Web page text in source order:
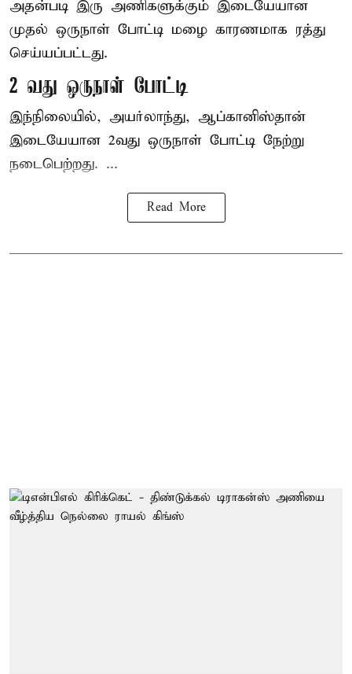
அதன்படி இரு அணிகளுக்கும் இடையேயான
முதல் ஒருநாள் போட்டி மழை காரணமாக ரத்து
செய்யப்பட்டது.
2 வது ஒருநாள் போட்டி
இந்நிலையில், அயர்லாந்து, ஆப்கானிஸ்தான்
இடையேயான 2வது ஒருநாள் போட்டி நேற்று
நடைபெற்றது. ...
Read More